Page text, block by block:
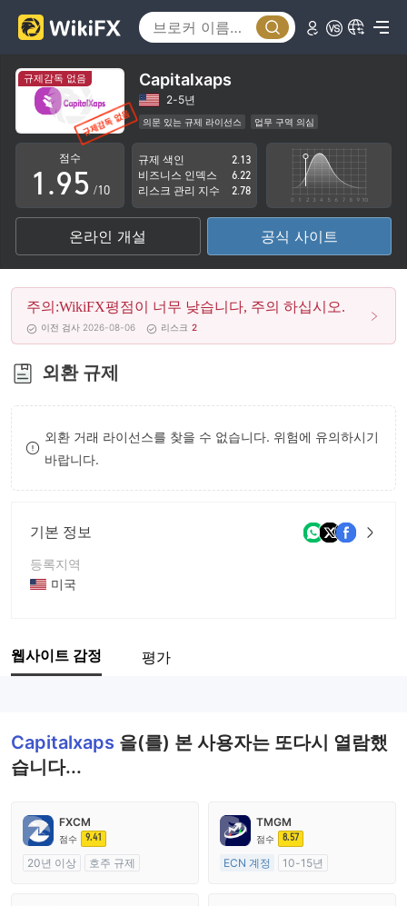
규제감독 없음 Capitalxaps
2-5년
의문 있는 규제 라이선스
업무 구역 의심
잠재적 위험성이 높음
점수
0
1
2
3
4
5
6
7
8
9
.
5
6
7
8
9
1
2
3
4
5
6
7
8
9
/10
규제 색인
2.13
비즈니스 인덱스
6.22
리스크 관리 지수
2.78
온라인 개설 공식 사이트
주의:WikiFX평점이 너무 낮습니다, 주의 하십시오.
이전 검사 2026-08-06 리스크 2
외환 규제
외환 거래 라이선스를 찾을 수 없습니다. 위험에 유의하시기
바랍니다.
기본 정보
등록지역
미국
회사 전체 이름
웹사이트 감정 평가
Capitalxaps 을(를) 본 사용자는 또다시 열람했
습니다...
FXCM
점수 9.41
20년 이상
호주 규제
TMGM
점수 8.57
ECN 계정
10-15년